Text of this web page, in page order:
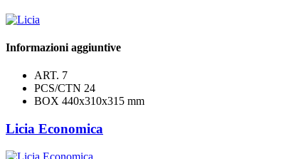
Informazioni aggiuntive
ART. 7
PCS/CTN 24
BOX 440x310x315 mm
Licia Economica